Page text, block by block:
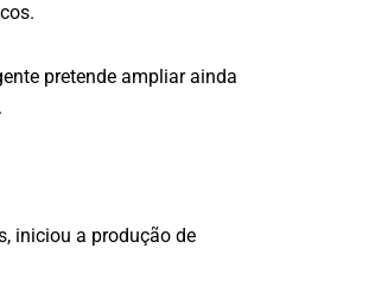
pretende ampliar ainda
iniciou a produção de